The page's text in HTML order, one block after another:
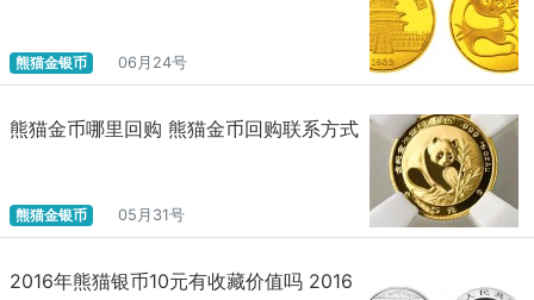
熊猫金银币 06月24号
熊猫金币哪里回购 熊猫金币回购联系方式
熊猫金银币 05月31号
2016年熊猫银币10元有收藏价值吗 2016